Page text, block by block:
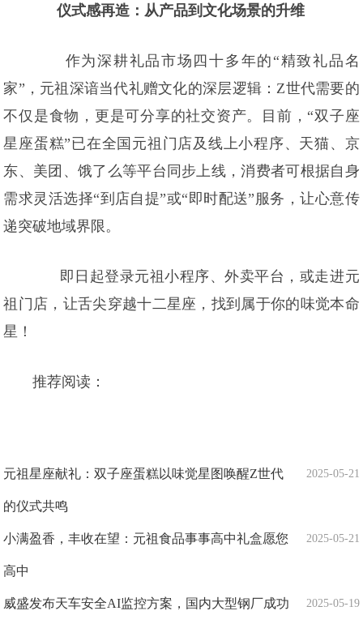
仪式感再造：从产品到文化场景的升维
作为深耕礼品市场四十多年的“精致礼品名
家”，元祖深谙当代礼赠文化的深层逻辑：Z世代需要的
不仅是食物，更是可分享的社交资产。目前，“双子座
星座蛋糕”已在全国元祖门店及线上小程序、天猫、京
东、美团、饿了么等平台同步上线，消费者可根据自身
需求灵活选择“到店自提”或“即时配送”服务，让心意传
递突破地域界限。
即日起登录元祖小程序、外卖平台，或走进元
祖门店，让舌尖穿越十二星座，找到属于你的味觉本命
星！
推荐阅读：
2025-05-21
元祖星座献礼：双子座蛋糕以味觉星图唤醒Z世代
的仪式共鸣
2025-05-21
小满盈香，丰收在望：元祖食品事事高中礼盒愿您
高中
2025-05-19
威盛发布天车安全AI监控方案，国内大型钢厂成功